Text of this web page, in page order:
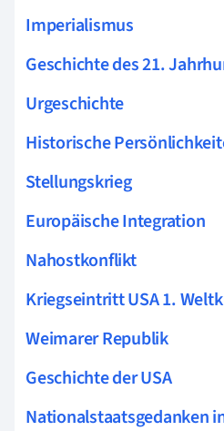
Imperialismus
Geschichte des 21.
Urgeschichte
Historische
Stellungskrieg
Europäische Integration
Nahostkonflikt
Kriegseintritt USA 1.
Weimarer Republik
Geschichte der USA
Nationalstaatsgedanken